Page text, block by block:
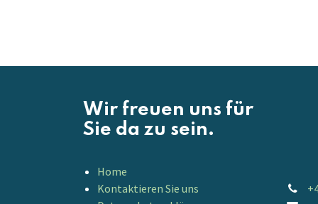
Wir freuen uns für
Sie da zu sein.
Home
Kontaktieren Sie uns